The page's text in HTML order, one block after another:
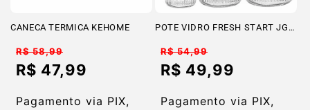
CANECA TERMICA KEHOME
Preço
normal
R$ 58,99
Preço
R$ 47,99
Pagamento via PIX,
POTE VIDRO FRESH START JG
Preço
normal
R$ 54,99
Preço
R$ 49,99
Pagamento via PIX,